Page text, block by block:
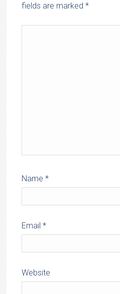
fields are marked*
Name*
Email*
Website